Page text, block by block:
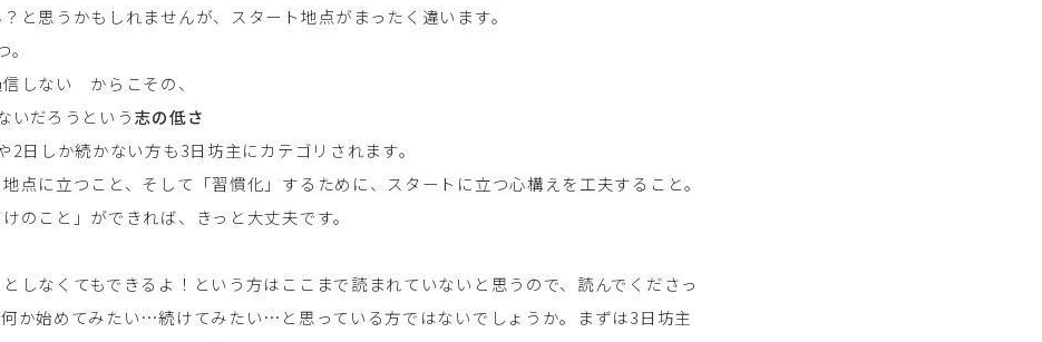
と思うかもしれませんが、スタート地点がまったく違います。
信しない からこその、
いだろうという志の低さ
2日しか続かない方も3日坊主にカテゴリされます。
点に立つこと、そして「習慣化」するために、スタートに立つ心構えを工夫すること。
けのこと」ができれば、きっと大丈夫です。
しなくてもできるよ！という方はここまで読まれていないと思うので、読んでくださっ
か始めてみたい…続けてみたい…と思っている方ではないでしょうか。まずは3日坊主